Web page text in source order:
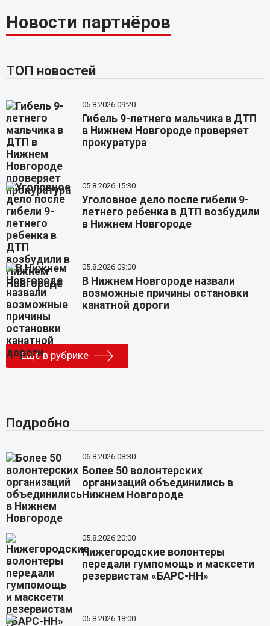
Новости партнёров
ТОП новостей
05.8.2026 09:20
Гибель 9-летнего мальчика в ДТП
в Нижнем Новгороде проверяет
прокуратура
05.8.2026 15:30
Уголовное дело после гибели 9-
летнего ребенка в ДТП возбудили
в Нижнем Новгороде
05.8.2026 09:00
В Нижнем Новгороде назвали
возможные причины остановки
канатной дороги
Еще в рубрике
Подробно
06.8.2026 08:30
Более 50 волонтерских
организаций объединились в
Нижнем Новгороде
05.8.2026 20:00
Нижегородские волонтеры
передали гумпомощь и масксети
резервистам «БАРС-НН»
05.8.2026 18:00